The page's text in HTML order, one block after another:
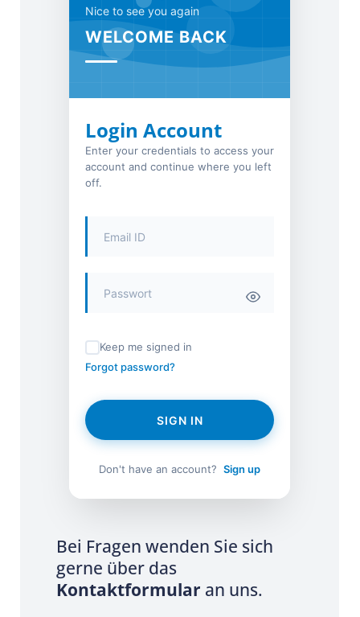
Nice to see you again
WELCOME BACK
Login Account
Enter your credentials to access your
account and continue where you left
off.
Keep me signed in
Forgot password?
SIGN IN
Don't have an account? Sign up
Bei Fragen wenden Sie sich
gerne über das
Kontaktformular an uns.